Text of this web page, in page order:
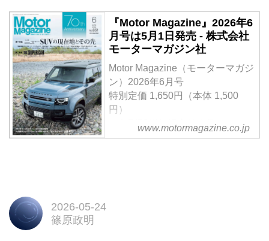
チャースタイルパッケージを備え
た車中泊仕様で、実際に使い倒
し、車中泊も行ってみた。便利な
装備を活かしたときに見えてくる
使い勝手やその快適性を検証しな
がら、フォレスターというSUVの
本質に迫る。（Motor Magazine
Web用に再編集）
兄弟車のどちらかを選ぶとき、デ
ザインの違いだけならカタログを
見れば十分だけだろう。でもそれ
だけではつまらない。初代の86／
BRZもそうだったが、走行面にお
けるキャラクターの違いがよくわ
かるからこそ選ぶ楽しさがあり、
湧くのかもしれない。
『Motor Magazine』2026年6
月号は5月1日発売 - 株式会社
モーターマガジン社
Motor Magazine（モーターマガジ
ン）2026年6月号
特別定価 1,650円（本体 1,500
円）
＜創刊70周年記念特大号＞
【第一特集】ニューSUVの現在地
www.motormagazine.co.jp
2026-05-24
篠原政明